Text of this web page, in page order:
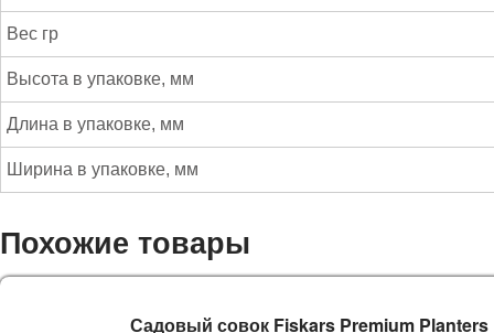
Вес гр
Высота в упаковке, мм
Длина в упаковке, мм
Ширина в упаковке, мм
Похожие товары
Садовый совок Fiskars Premium Planters